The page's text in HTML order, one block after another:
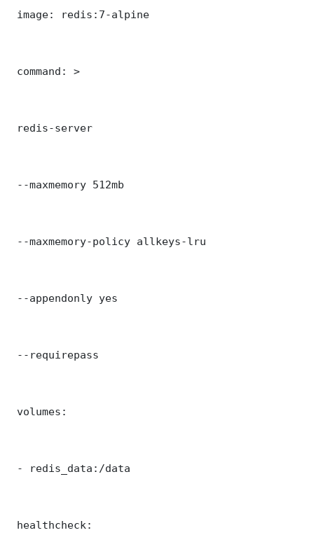
image: redis:7-alpine
command: >
redis-server
--maxmemory 512mb
--maxmemory-policy allkeys-lru
--appendonly yes
--requirepass
volumes:
- redis_data:/data
healthcheck: